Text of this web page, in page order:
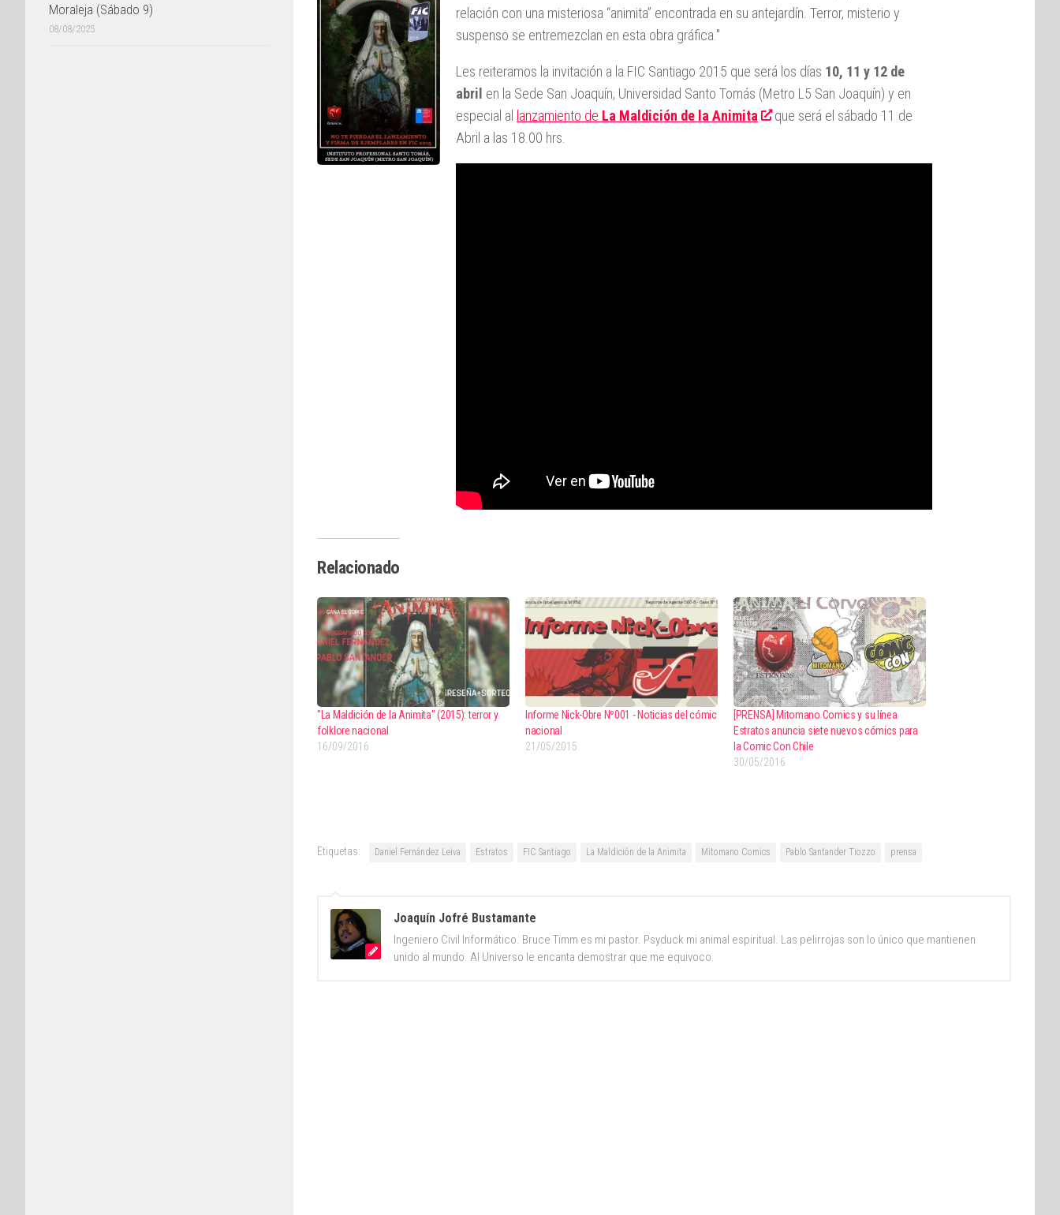
relación con una misteriosa “animita” encontrada en su antejardín. Terror, misterio y
suspenso se entremezclan en esta obra gráfica."
Les reiteramos la invitación a la FIC Santiago 2015 que será los días 10, 11 y 12 de
abril en la Sede San Joaquín, Universidad Santo Tomás (Metro L5 San Joaquín) y en
especial al lanzamiento de La Maldición de la Animita
que será el sábado 11 de
Abril a las 18.00 hrs.
Relacionado
"La Maldición de la Animita" (2015): terror y
folklore nacional
16/09/2016
Informe Nick-Obre Nº001 - Noticias del cómic
nacional
21/05/2015
[PRENSA] Mitomano Comics y su línea
Estratos anuncia siete nuevos cómics para
la Comic Con Chile
30/05/2016
Etiquetas: Daniel Fernández Leiva Estratos FIC Santiago La Maldición de la Animita Mitomano Comics Pablo Santander Tiozzo prensa
Joaquín Jofré Bustamante
Ingeniero Civil Informático. Bruce Timm es mi pastor. Psyduck mi animal espiritual. Las pelirrojas son lo único que mantienen
unido al mundo. Al Universo le encanta demostrar que me equivoco.
Moraleja (Sábado 9)
08/08/2025